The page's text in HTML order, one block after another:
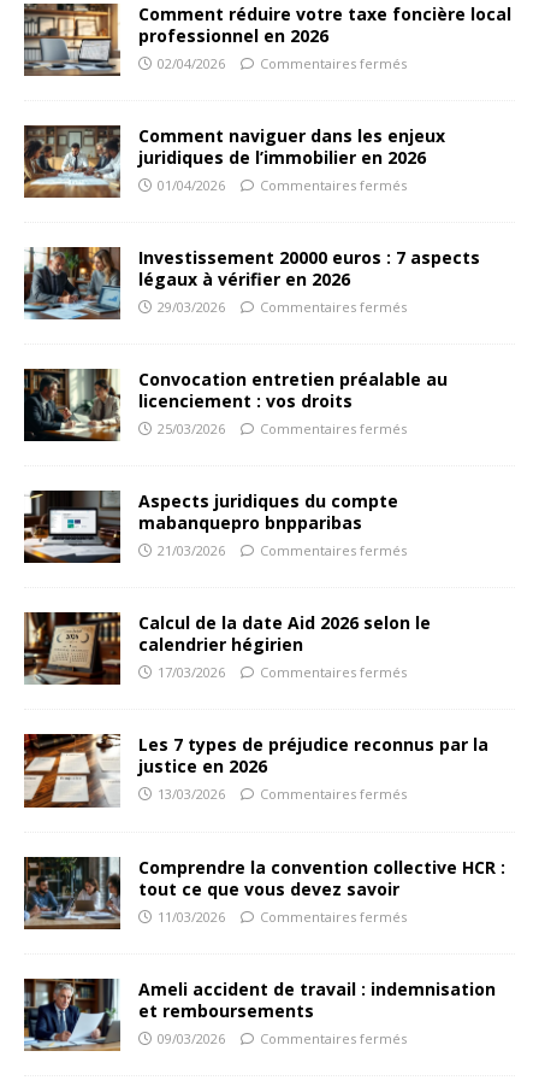
Comment réduire votre taxe foncière local
professionnel en 2026
02/04/2026 Commentaires fermés
Comment naviguer dans les enjeux
juridiques de l’immobilier en 2026
01/04/2026 Commentaires fermés
Investissement 20000 euros : 7 aspects
légaux à vérifier en 2026
29/03/2026 Commentaires fermés
Convocation entretien préalable au
licenciement : vos droits
25/03/2026 Commentaires fermés
Aspects juridiques du compte
mabanquepro bnpparibas
21/03/2026 Commentaires fermés
Calcul de la date Aid 2026 selon le
calendrier hégirien
17/03/2026 Commentaires fermés
Les 7 types de préjudice reconnus par la
justice en 2026
13/03/2026 Commentaires fermés
Comprendre la convention collective HCR :
tout ce que vous devez savoir
11/03/2026 Commentaires fermés
Ameli accident de travail : indemnisation
et remboursements
09/03/2026 Commentaires fermés